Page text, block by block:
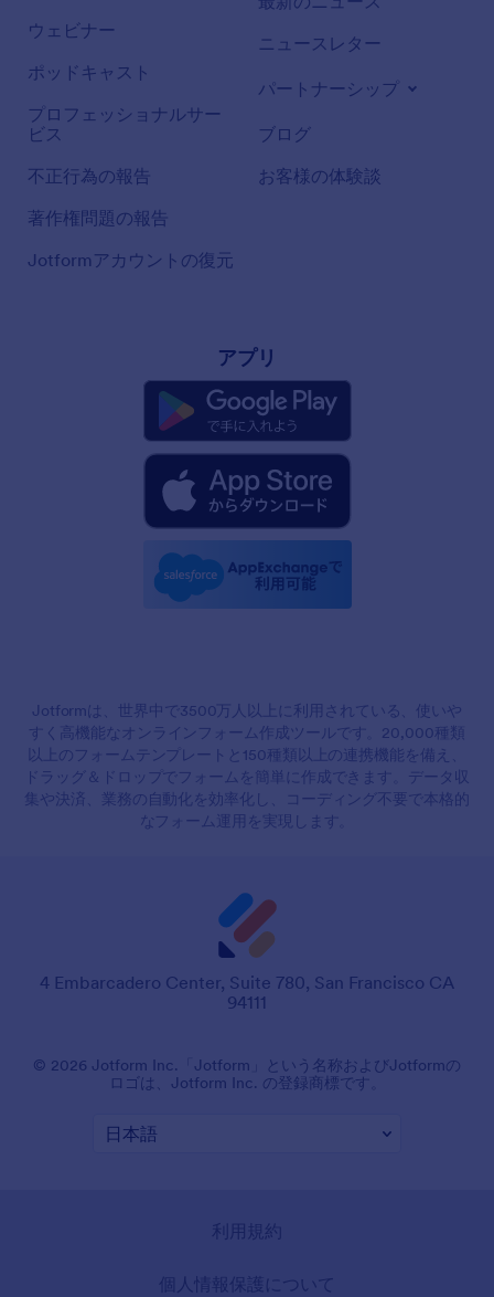
ウェビナー
ポッドキャスト
プロフェッショナルサー
ビス
不正行為の報告
著作権問題の報告
Jotformアカウントの復元
ニュースレター
パートナーシップ
ブログ
お客様の体験談
アプリ
Jotformは、世界中で3500万人以上に利用されている、使いや
すく高機能なオンラインフォーム作成ツールです。20,000種類
以上のフォームテンプレートと150種類以上の連携機能を備え、
ドラッグ＆ドロップでフォームを簡単に作成できます。データ収
集や決済、業務の自動化を効率化し、コーディング不要で本格的
なフォーム運用を実現します。
4 Embarcadero Center, Suite 780, San Francisco CA
94111
© 2026 Jotform Inc.「Jotform」という名称およびJotformの
ロゴは、Jotform Inc. の登録商標です。
利用規約
個人情報保護について